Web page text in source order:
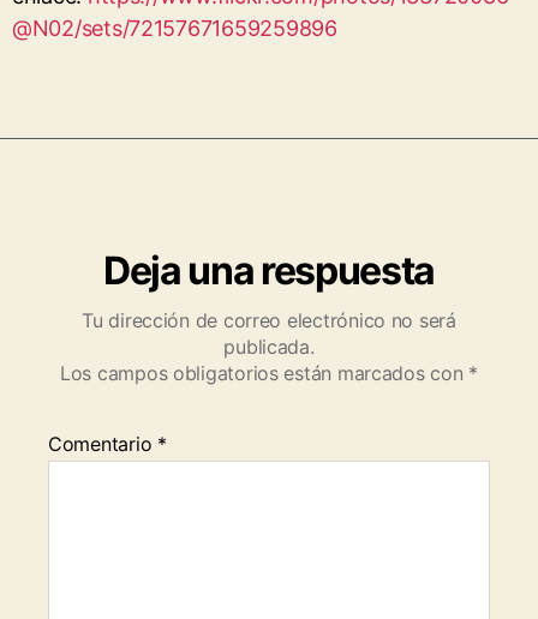
@N02/sets/72157671659259896
Deja una respuesta
Tu dirección de correo electrónico no será
publicada.
Los campos obligatorios están marcados con *
Comentario *